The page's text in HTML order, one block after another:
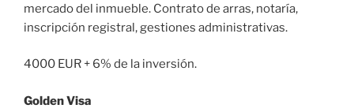
mercado del inmueble. Contrato de arras, notaría,
inscripción registral, gestiones administrativas.
4000 EUR + 6% de la inversión.
Golden Visa